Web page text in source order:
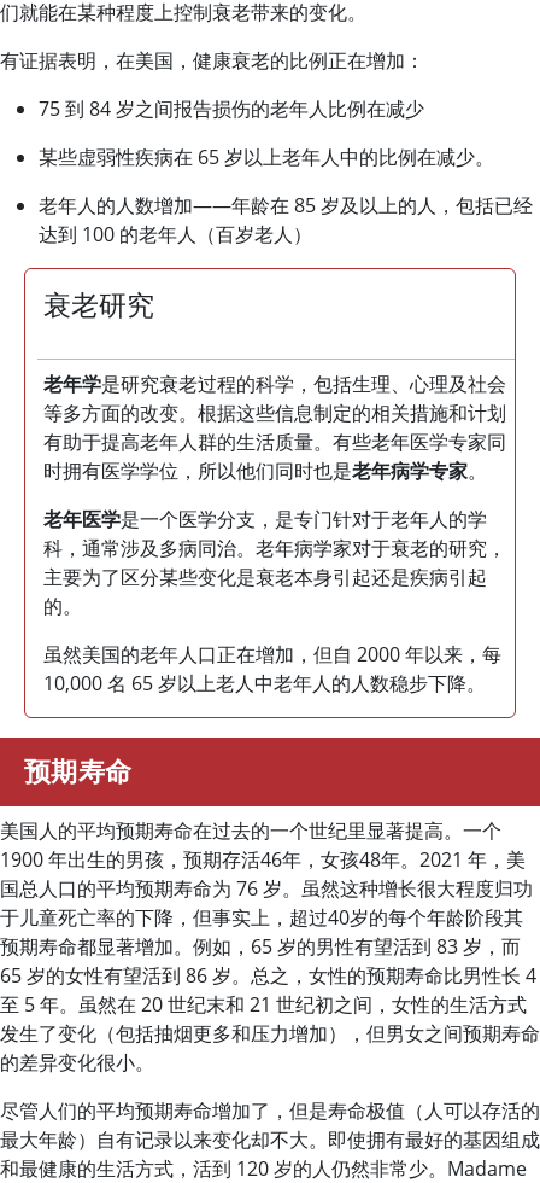
们就能在某种程度上控制衰老带来的变化。
有证据表明，在美国，健康衰老的比例正在增加：
75 到 84 岁之间报告损伤的老年人比例在减少
某些虚弱性疾病在 65 岁以上老年人中的比例在减少。
老年人的人数增加——年龄在 85 岁及以上的人，包括已经
达到 100 的老年人（百岁老人）
衰老研究
老年学是研究衰老过程的科学，包括生理、心理及社会
等多方面的改变。根据这些信息制定的相关措施和计划
有助于提高老年人群的生活质量。有些老年医学专家同
时拥有医学学位，所以他们同时也是老年病学专家。
老年医学是一个医学分支，是专门针对于老年人的学
科，通常涉及多病同治。老年病学家对于衰老的研究，
主要为了区分某些变化是衰老本身引起还是疾病引起
的。
虽然美国的老年人口正在增加，但自 2000 年以来，每
10,000 名 65 岁以上老人中老年人的人数稳步下降。
预期寿命
美国人的平均预期寿命在过去的一个世纪里显著提高。一个
1900 年出生的男孩，预期存活46年，女孩48年。2021 年，美
国总人口的平均预期寿命为 76 岁。虽然这种增长很大程度归功
于儿童死亡率的下降，但事实上，超过40岁的每个年龄阶段其
预期寿命都显著增加。例如，65 岁的男性有望活到 83 岁，而
65 岁的女性有望活到 86 岁。总之，女性的预期寿命比男性长 4
至 5 年。虽然在 20 世纪末和 21 世纪初之间，女性的生活方式
发生了变化（包括抽烟更多和压力增加），但男女之间预期寿命
的差异变化很小。
尽管人们的平均预期寿命增加了，但是寿命极值（人可以存活的
最大年龄）自有记录以来变化却不大。即使拥有最好的基因组成
和最健康的生活方式，活到 120 岁的人仍然非常少。Madame